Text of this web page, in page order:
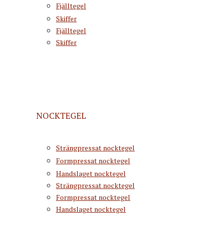
Fjälltegel
Skiffer
Fjälltegel
Skiffer
NOCKTEGEL
Strängpressat nocktegel
Formpressat nocktegel
Handslaget nocktegel
Strängpressat nocktegel
Formpressat nocktegel
Handslaget nocktegel